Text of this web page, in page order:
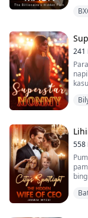
Ha...
241
558